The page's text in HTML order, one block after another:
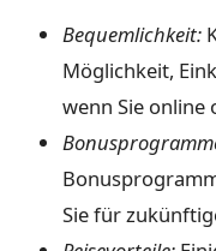
Bequemlichkeit:
Möglichkeit,
wenn Sie online
Sie für